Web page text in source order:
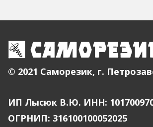
© 2021 Саморезик, г.
ИП Лысюк В.Ю. ИНН:
ОГРНИП: 316100100052025